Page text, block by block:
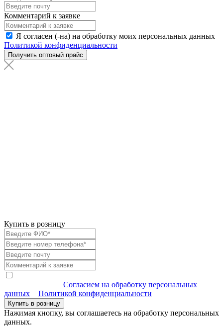
Комментарий к заявке
Я согласен (-на) на обработку моих персональных данных
Политикой конфиденциальности
Купить в розницу
Согласием на обработку персональных
данных
Политикой конфиденциальности
Нажимая кнопку, вы соглашаетесь на обработку персональных
данных.